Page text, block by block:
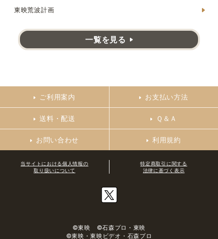
東映荒波計画
一覧を見る
ご利用案内 お支払い方法
送料・配送 Ｑ＆Ａ
お問い合わせ 利用規約
当サイトにおける個人情報の
取り扱いについて
特定商取引に関する
法律に基づく表示
©東映 ©石森プロ・東映
©東映・東映ビデオ・石森プロ